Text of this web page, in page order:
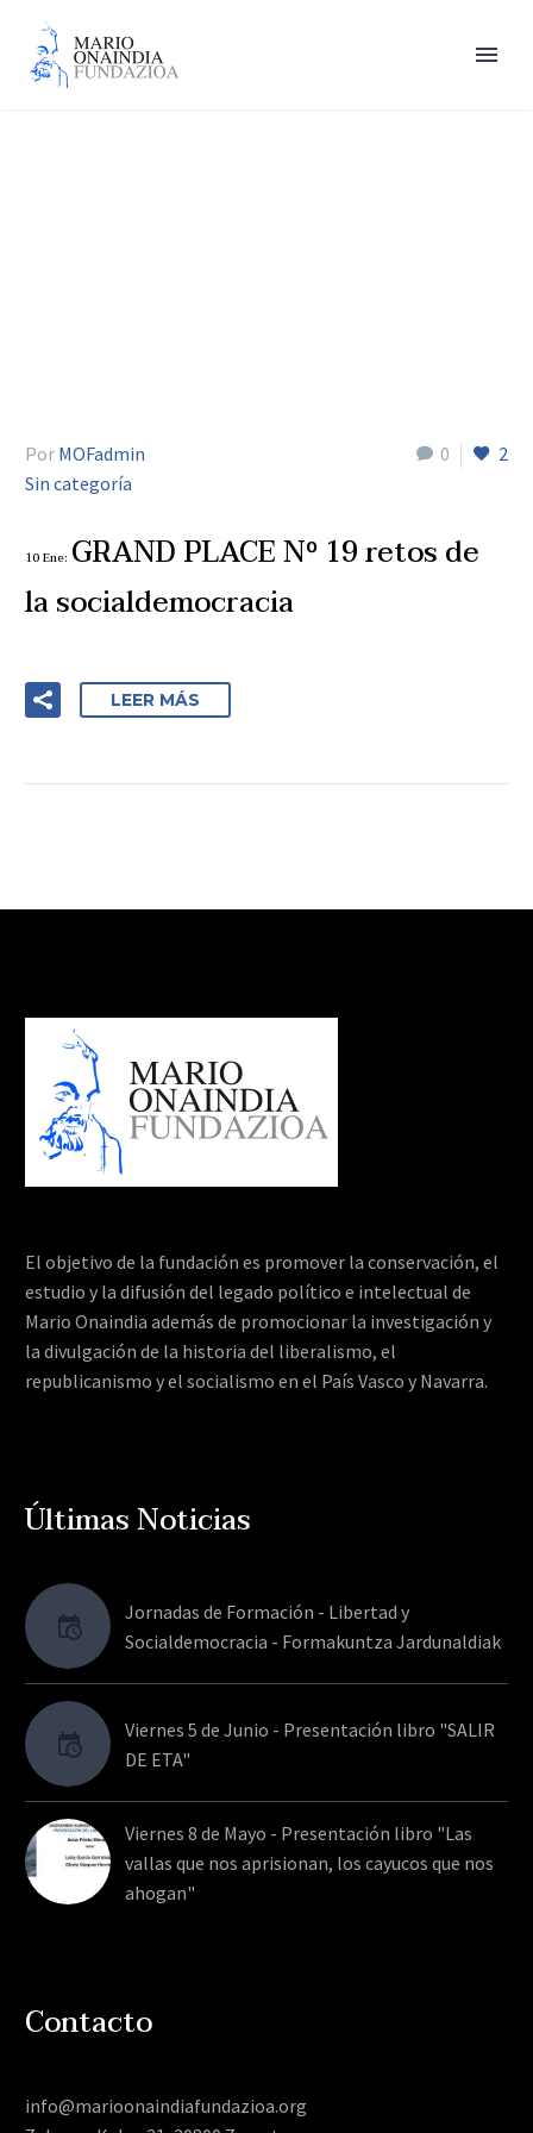
0 2
Por MOFadmin
Sin categoría
10 Ene: GRAND PLACE Nº 19 retos de
la socialdemocracia
LEER MÁS
El objetivo de la fundación es promover la conservación, el
estudio y la difusión del legado político e intelectual de
Mario Onaindia además de promocionar la investigación y
la divulgación de la historia del liberalismo, el
republicanismo y el socialismo en el País Vasco y Navarra.
Últimas Noticias
Jornadas de Formación - Libertad y
Socialdemocracia - Formakuntza Jardunaldiak
Viernes 5 de Junio - Presentación libro "SALIR
DE ETA"
Viernes 8 de Mayo - Presentación libro "Las
vallas que nos aprisionan, los cayucos que nos
ahogan"
Contacto
info@marioonaindiafundazioa.org